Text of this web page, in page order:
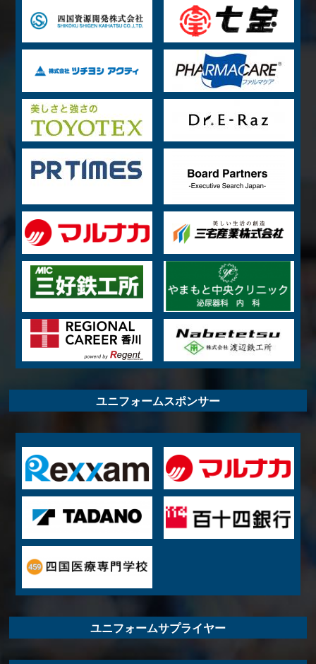
ユニフォームスポンサー
ユニフォームサプライヤー